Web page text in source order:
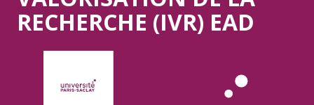
RECHERCHE (IVR) EAD